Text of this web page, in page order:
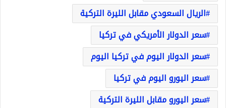
الريال السعودي مقابل الليرة التركية
سعر الدولار الأمريكي في تركيا
سعر الدولار اليوم في تركيا اليوم
سعر اليورو اليوم في تركيا
سعر اليورو مقابل الليرة التركية